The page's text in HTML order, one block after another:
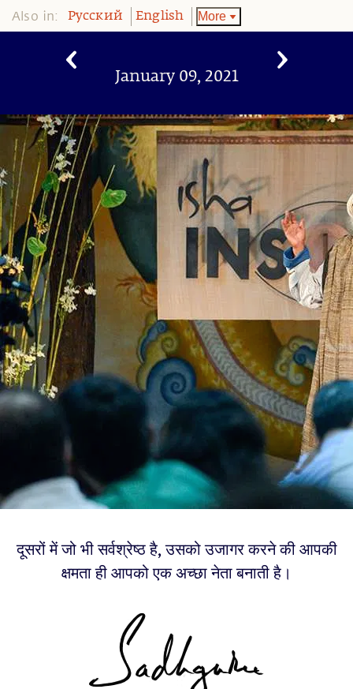
Also in: Pусский English More
January 09, 2021
दूसरों में जो भी सर्वश्रेष्ठ है, उसको उजागर करने की आपकी
क्षमता ही आपको एक अच्छा नेता बनाती है।